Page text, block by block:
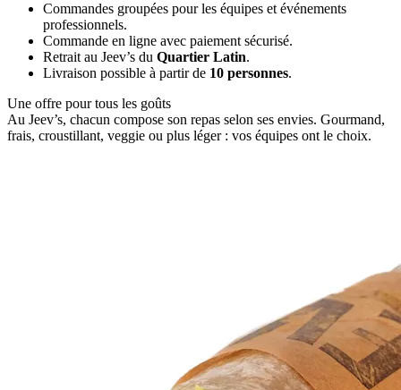
Commandes groupées pour les équipes et événements
professionnels.
Commande en ligne avec paiement sécurisé.
Retrait au Jeev’s du Quartier Latin.
Livraison possible à partir de 10 personnes.
Une offre pour tous les goûts
Au Jeev’s, chacun compose son repas selon ses envies. Gourmand,
frais, croustillant, veggie ou plus léger : vos équipes ont le choix.